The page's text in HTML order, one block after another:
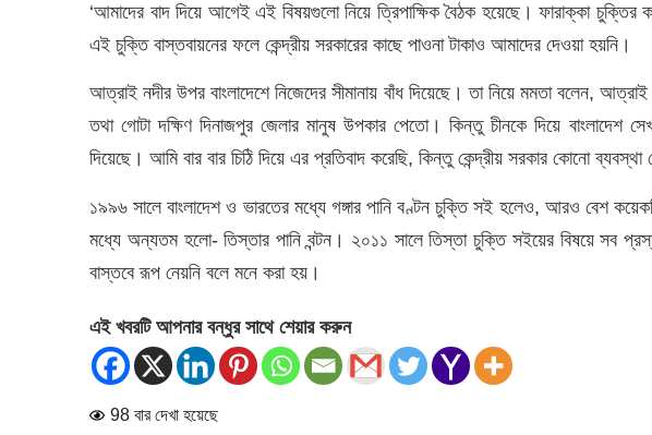
‘আমাদের বাদ দিয়ে আগেই এই বিষয়গুলো নিয়ে ত্রিপাক্ষিক বৈঠক হয়েছে। ফারাক্কা
এই চুক্তি বাস্তবায়নের ফলে কেন্দ্রীয় সরকারের কাছে পাওনা টাকাও আমাদের দেওয়া হয়নি।
আত্রাই নদীর উপর বাংলাদেশে নিজেদের সীমানায় বাঁধ দিয়েছে। তা নিয়ে মমতা বলেন,
তথা গোটা দক্ষিণ দিনাজপুর জেলার মানুষ উপকার পেতো। কিন্তু চীনকে দিয়ে বাংলাদেশ
দিয়েছে। আমি বার বার চিঠি দিয়ে এর প্রতিবাদ করেছি, কিন্তু কেন্দ্রীয় সরকার কোনো ব্যবস্থা
১৯৯৬ সালে বাংলাদেশ ও ভারতের মধ্যে গঙ্গার পানি বণ্টন চুক্তি সই হলেও, আরও বেশ
মধ্যে অন্যতম হলো- তিস্তার পানি বন্টন। ২০১১ সালে তিস্তা চুক্তি সইয়ের বিষয়ে সব
বাস্তবে রূপ নেয়নি বলে মনে করা হয়।
এই খবরটি আপনার বন্ধুর সাথে শেয়ার করুন
98 বার দেখা হয়েছে